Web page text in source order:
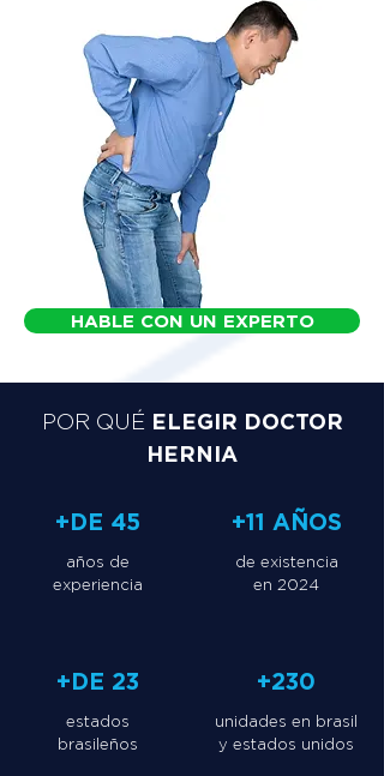
HABLE CON UN EXPERTO
POR QUÉ ELEGIR DOCTOR
HERNIA
+DE 45
años de
experiencia
+DE 23
estados
brasileños
+11 AÑOS
de existencia
en 2024
+230
unidades en brasil
y estados unidos